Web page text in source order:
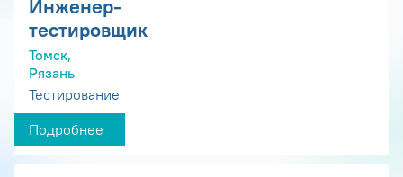
Инженер-
тестировщик
Томск,
Рязань
Тестирование
Подробнее